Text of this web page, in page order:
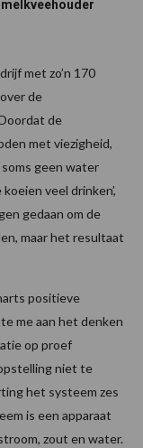
met zo’n 170
de
de
met viezigheid,
geen water
veel drinken’,
gedaan om de
maar het resultaat
positieve
me aan het denken
op proef
niet te
het systeem zes
is een apparaat
zout en water.